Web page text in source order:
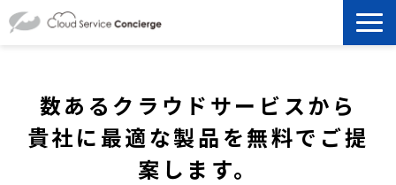
選ばれる理由
数あるクラウドサービスから
貴社に最適な製品を無料でご提
案します。